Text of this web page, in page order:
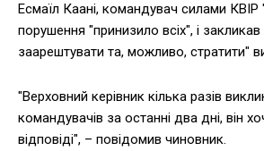
Есмаїл Каані, командувач силами
порушення "принизило всіх", і закликав
заарештувати та, можливо, стратити"
"Верховний керівник кілька разів
командувачів за останні два дні, він
відповіді", – повідомив чиновник.